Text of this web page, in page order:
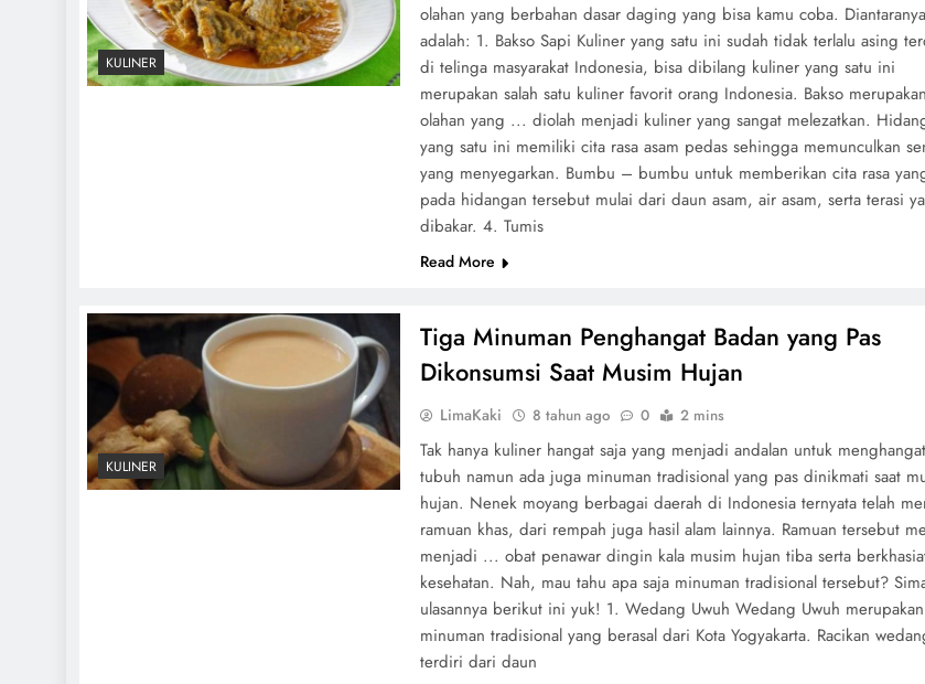
KULINER
olahan yang berbahan dasar daging yang bisa kamu coba. Diantaranya
adalah: 1. Bakso Sapi Kuliner yang satu ini sudah tidak terlalu asing
di telinga masyarakat Indonesia, bisa dibilang kuliner yang satu ini
merupakan salah satu kuliner favorit orang Indonesia. Bakso merupakan
olahan yang ... diolah menjadi kuliner yang sangat melezatkan.
yang satu ini memiliki cita rasa asam pedas sehingga memunculkan
yang menyegarkan. Bumbu – bumbu untuk memberikan cita rasa
pada hidangan tersebut mulai dari daun asam, air asam, serta terasi
dibakar. 4. Tumis
Read More
KULINER
Tiga Minuman Penghangat Badan yang Pas
Dikonsumsi Saat Musim Hujan
LimaKaki 8 tahun ago 0 2 mins
Tak hanya kuliner hangat saja yang menjadi andalan untuk
tubuh namun ada juga minuman tradisional yang pas dinikmati saat
hujan. Nenek moyang berbagai daerah di Indonesia ternyata telah
ramuan khas, dari rempah juga hasil alam lainnya. Ramuan tersebut
menjadi ... obat penawar dingin kala musim hujan tiba serta
kesehatan. Nah, mau tahu apa saja minuman tradisional tersebut?
ulasannya berikut ini yuk! 1. Wedang Uwuh Wedang Uwuh merupakan
minuman tradisional yang berasal dari Kota Yogyakarta. Racikan
terdiri dari daun